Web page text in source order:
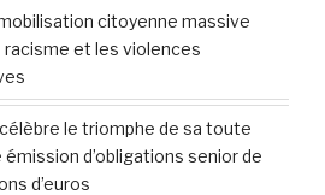
citoyenne massive
et les violences
le triomphe de sa toute
d’obligations senior de
d’euros